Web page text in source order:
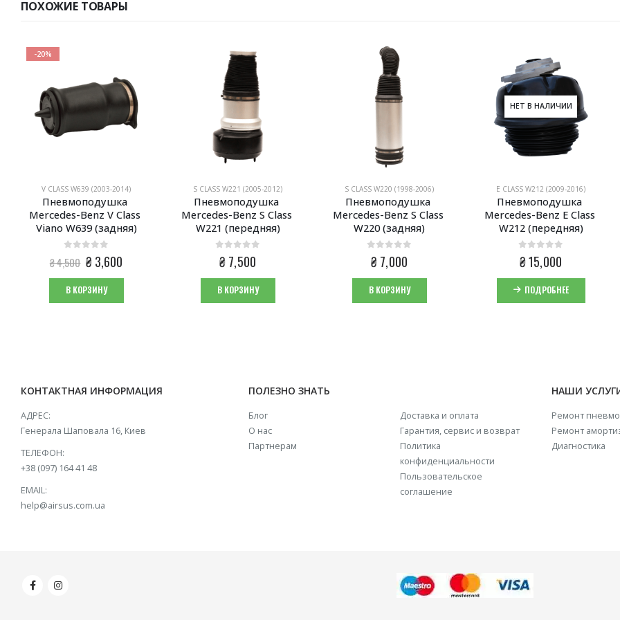
ПОХОЖИЕ ТОВАРЫ
-20%
V CLASS W639 (2003-2014)
Пневмоподушка
Mercedes-Benz V Class
Viano W639 (задняя)
из 5
₴4,500 Первоначальная
цена
составляла
₴ 4,500.
₴3,600
В КОРЗИНУ
S CLASS W221 (2005-2012)
Пневмоподушка
Mercedes-Benz S Class
W221 (передняя)
0из 5
₴7,500
В КОРЗИНУ
S CLASS W220 (1998-2006)
Пневмоподушка
Mercedes-Benz S Class
W220 (задняя)
0из 5
₴7,000
В КОРЗИНУ
НЕТ В НАЛИЧИИ
E CLASS W212 (2009-2016)
Пневмоподушка
Mercedes-Benz E Class
W212 (передняя)
0 из 5
₴15,000
ПОДРОБНЕЕ
КОНТАКТНАЯ ИНФОРМАЦИЯ
АДРЕС:
Генерала Шаповала 16, Киев
ТЕЛЕФОН:
+38 (097) 164 41 48
EMAIL:
help@airsus.com.ua
ПОЛЕЗНО ЗНАТЬ
Блог
О нас
Партнерам
Доставка и оплата
Гарантия, сервис и возврат
Политика
конфиденциальности
Пользовательское
соглашение
НАШИ
Ремонт
Ремонт
Диагностика